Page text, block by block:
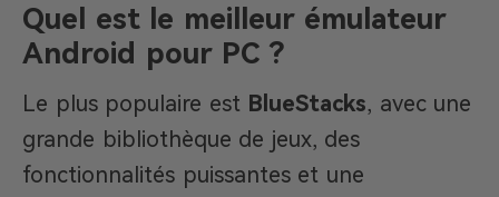
Quel est le meilleur émulateur
Android pour PC ?
Le plus populaire est BlueStacks, avec une
grande bibliothèque de jeux, des
fonctionnalités puissantes et une